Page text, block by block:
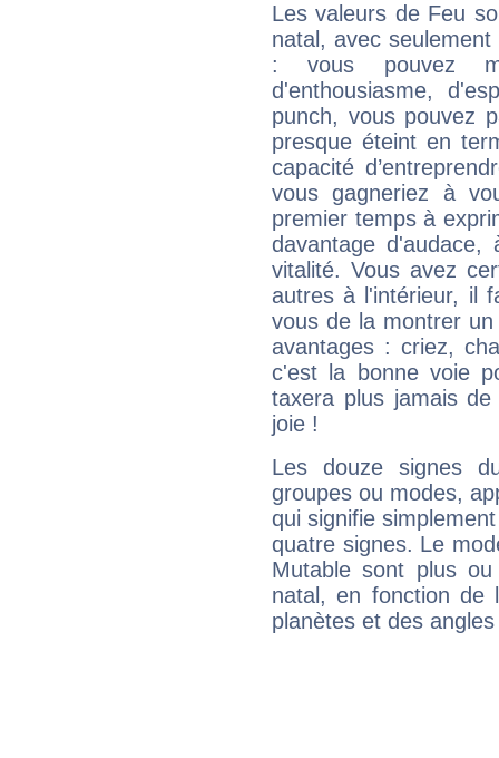
Les valeurs de Feu
natal, avec
: vous pouvez
d'enthousiasme,
punch, vous pouvez
presque éteint en
capacité
vous gagneriez à
premier temps à
davantage
vitalité. Vous avez
autres à l'intérieur, il
vous de la montrer
avantages : criez,
c'est la bonne voie
taxera plus jamais
joie !
Les douze signes
groupes ou modes,
qui signifie
quatre signes. Le
Mutable sont plus
natal, en fonction de
planètes et des